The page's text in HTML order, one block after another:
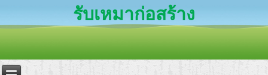
รับเหมาก่อสร้าง